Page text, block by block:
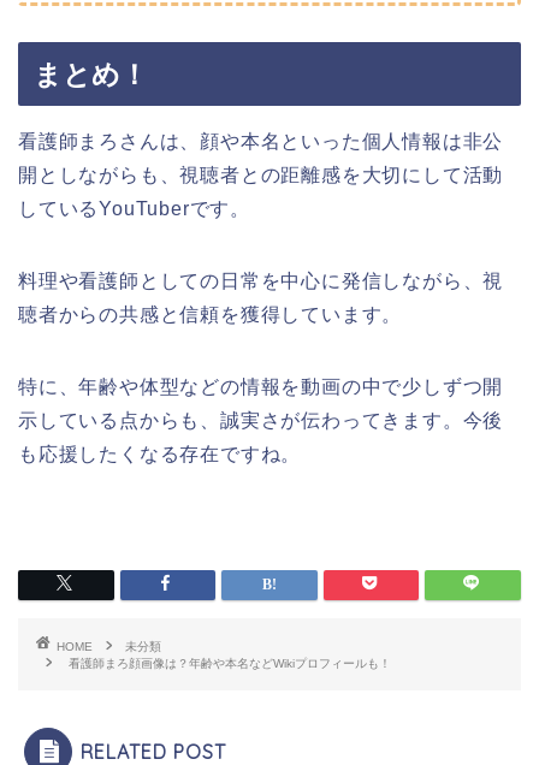
まとめ！
看護師まろさんは、顔や本名といった個人情報は非公
開としながらも、視聴者との距離感を大切にして活動
しているYouTuberです。
料理や看護師としての日常を中心に発信しながら、視
聴者からの共感と信頼を獲得しています。
特に、年齢や体型などの情報を動画の中で少しずつ開
示している点からも、誠実さが伝わってきます。今後
も応援したくなる存在ですね。
HOME
未分類
看護師まろ顔画像は？年齢や本名などWikiプロフィールも！
RELATED POST